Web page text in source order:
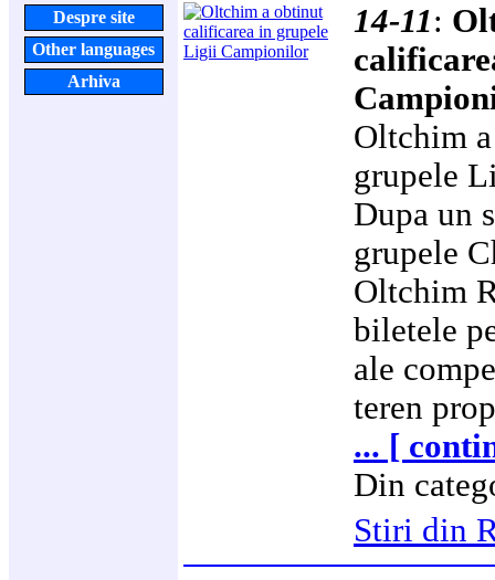
Despre site
Other languages
Arhiva
14-11:
Oltchim
grupele
Dupa un
grupele
Oltchim
biletele
ale
teren
... [
Din
Stiri din